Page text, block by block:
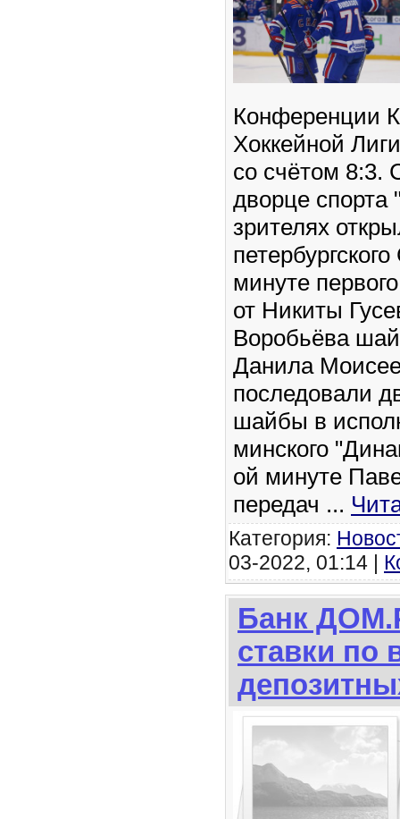
Конференции
Хоккейной
со счётом 8:3.
дворце
зрителях
минуте
от Никиты
Воробьёва
Данила
последовали
шайбы в
минского
ой минуте
передач ...
Категория:
03-2022, 01:14 |
Банк
ставки по